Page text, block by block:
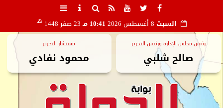
السبت 10:41 مـ 23 صفر 1448 هـ
رئيس مجلس الإدارة ورئيس التحرير
صالح شلبي
مستشار التحرير
محمود نفادي